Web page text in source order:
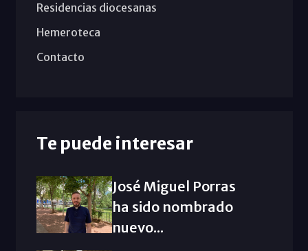
Residencias diocesanas
Hemeroteca
Contacto
Te puede interesar
José Miguel Porras
ha sido nombrado
nuevo...